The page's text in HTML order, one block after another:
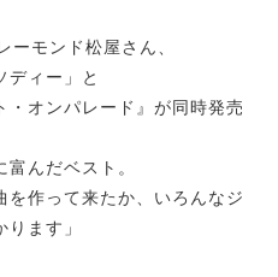
ーモンド松屋さん、
ディー」と
オンパレード』が同時発売
んだベスト。
って来たか、いろんなジ
ます」